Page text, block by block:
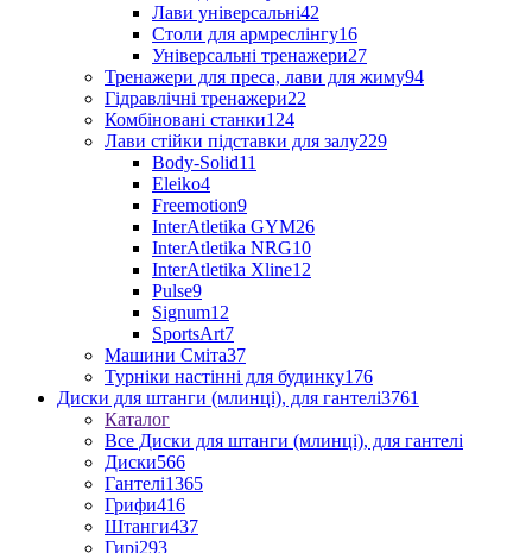
Лави універсальні42
Столи для армреслінгу16
Універсальні тренажери27
Тренажери для преса, лави для жиму94
Гідравлічні тренажери22
Комбіновані станки124
Лави стійки підставки для залу229
Body-Solid11
Eleiko4
Freemotion9
InterAtletika GYM26
InterAtletika NRG10
InterAtletika Xline12
Pulse9
Signum12
SportsArt7
Машини Сміта37
Турніки настінні для будинку176
Диски для штанги (млинці), для гантелі3761
Каталог
Все Диски для штанги (млинці), для гантелі
Диски566
Гантелі1365
Грифи416
Штанги437
Гирі293